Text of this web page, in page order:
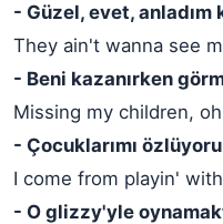
- Güzel, evet,
They ain't wanna see
- Beni kazanırken
Missing my children,
- Çocuklarımı
I come from playin'
- O glizzy'yle